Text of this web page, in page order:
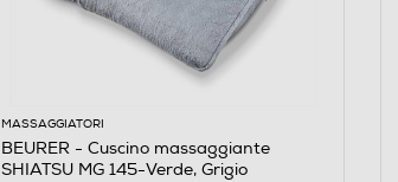
MASSAGGIATORI
BEURER - Cuscino massaggiante
SHIATSU MG 145-Verde, Grigio